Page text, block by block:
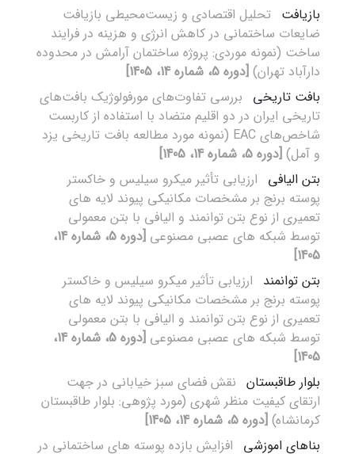
بازیافت تحلیل اقتصادی و زیست‌محیطی بازیافت
ضایعات ساختمانی در کاهش انرژی و هزینه در فرایند
ساخت (نمونه موردی: پروژه ساختمان آرامش در محدوده
دارآباد تهران) [دوره 5، شماره 14، 1405]
بافت تاریخی بررسی تفاوت‌های مورفولوژیک بافت‌های
تاریخی ایران در دو اقلیم متضاد با استفاده از کاربست
شاخص‌های EAC (نمونه مورد مطالعه بافت تاریخی یزد
و آمل) [دوره 5، شماره 14، 1405]
بتن الیافی ارزیابی تأثیر میکرو سیلیس و خاکستر
پوسته برنج بر مشخصات مکانیکی پیوند لایه های
تعمیری از نوع بتن توانمند و الیافی با بتن معمولی
توسط شبکه های عصبی مصنوعی
[دوره 5، شماره 14،
1405]
بتن توانمند ارزیابی تأثیر میکرو سیلیس و خاکستر
پوسته برنج بر مشخصات مکانیکی پیوند لایه های
تعمیری از نوع بتن توانمند و الیافی با بتن معمولی
توسط شبکه های عصبی مصنوعی
[دوره 5، شماره 14،
1405]
بلوار طاقبستان نقش فضای سبز خیابانی در جهت
ارتقای کیفیت منظر شهری (مورد پژوهی: بلوار طاقبستان
کرمانشاه) [دوره 5، شماره 14، 1405]
بناهای اموزشی افزایش بازده پوسته های ساختمانی در